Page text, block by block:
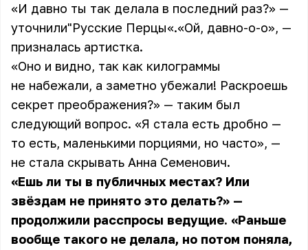
«И давно ты так делала в последний раз?» —
уточнили"Русские Перцы«.«Ой, давно-о-о», —
призналась артистка.
«Оно и видно, так как килограммы
не набежали, а заметно убежали! Раскроешь
секрет преображения?» — таким был
следующий вопрос. «Я стала есть дробно —
то есть, маленькими порциями, но часто», —
не стала скрывать Анна Семенович.
«Ешь ли ты в публичных местах? Или
звёздам не принято это делать?» —
продолжили расспросы ведущие. «Раньше
вообще такого не делала, но потом поняла,